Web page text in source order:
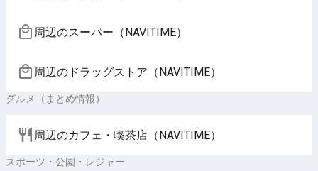
周辺のスーパー（NAVITIME）
周辺のドラッグストア（NAVITIME）
グルメ（まとめ情報）
周辺のカフェ・喫茶店（NAVITIME）
スポーツ・公園・レジャー